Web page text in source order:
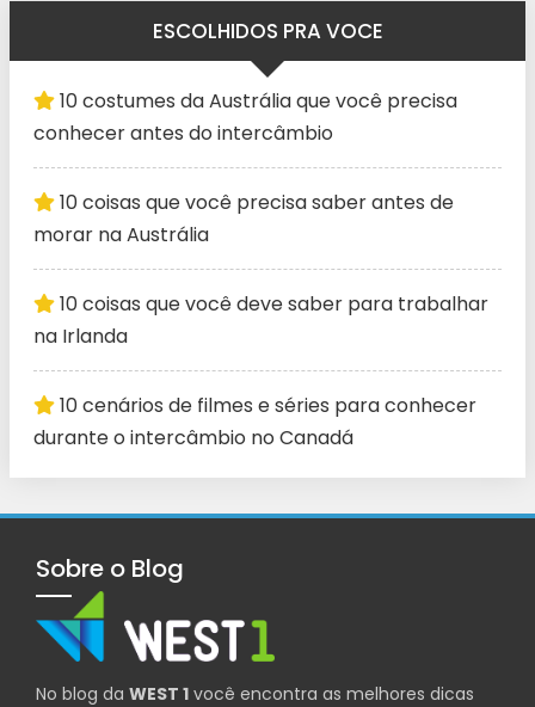
ESCOLHIDOS PRA VOCE
10 costumes da Austrália que você precisa
conhecer antes do intercâmbio
10 coisas que você precisa saber antes de
morar na Austrália
10 coisas que você deve saber para trabalhar
na Irlanda
10 cenários de filmes e séries para conhecer
durante o intercâmbio no Canadá
Sobre o Blog
No blog da WEST 1 você encontra as melhores dicas